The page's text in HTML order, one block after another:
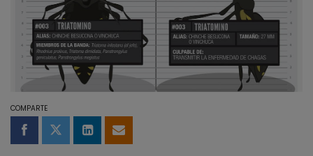
COMPARTE
Compartir en Facebook
Compartir en Twitter
Compartir en LinkedIn
Compartir por email